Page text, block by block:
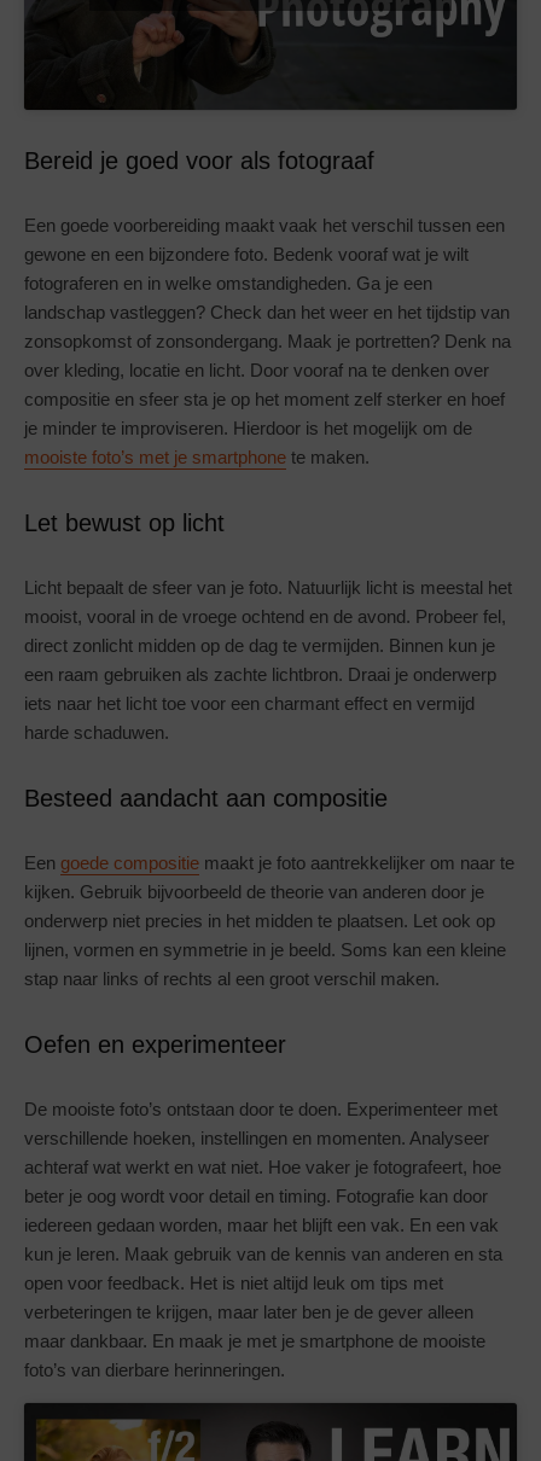
Bereid je goed voor als fotograaf
Een goede voorbereiding maakt vaak het verschil tussen een
gewone en een bijzondere foto. Bedenk vooraf wat je wilt
fotograferen en in welke omstandigheden. Ga je een
landschap vastleggen? Check dan het weer en het tijdstip van
zonsopkomst of zonsondergang. Maak je portretten? Denk na
over kleding, locatie en licht. Door vooraf na te denken over
compositie en sfeer sta je op het moment zelf sterker en hoef
je minder te improviseren. Hierdoor is het mogelijk om de
mooiste foto’s met je smartphone te maken.
Let bewust op licht
Licht bepaalt de sfeer van je foto. Natuurlijk licht is meestal het
mooist, vooral in de vroege ochtend en de avond. Probeer fel,
direct zonlicht midden op de dag te vermijden. Binnen kun je
een raam gebruiken als zachte lichtbron. Draai je onderwerp
iets naar het licht toe voor een charmant effect en vermijd
harde schaduwen.
Besteed aandacht aan compositie
Een goede compositie maakt je foto aantrekkelijker om naar te
kijken. Gebruik bijvoorbeeld de theorie van anderen door je
onderwerp niet precies in het midden te plaatsen. Let ook op
lijnen, vormen en symmetrie in je beeld. Soms kan een kleine
stap naar links of rechts al een groot verschil maken.
Oefen en experimenteer
De mooiste foto’s ontstaan door te doen. Experimenteer met
verschillende hoeken, instellingen en momenten. Analyseer
achteraf wat werkt en wat niet. Hoe vaker je fotografeert, hoe
beter je oog wordt voor detail en timing. Fotografie kan door
iedereen gedaan worden, maar het blijft een vak. En een vak
kun je leren. Maak gebruik van de kennis van anderen en sta
open voor feedback. Het is niet altijd leuk om tips met
verbeteringen te krijgen, maar later ben je de gever alleen
maar dankbaar. En maak je met je smartphone de mooiste
foto’s van dierbare herinneringen.